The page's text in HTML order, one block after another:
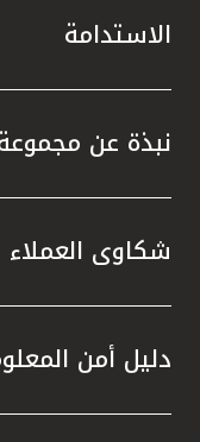
الاستدامة
نبذة عن
شكاوى العملاء
دليل أمن